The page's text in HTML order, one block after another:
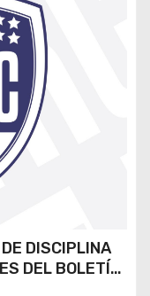
DISCIPLINA
DEL BOLETÍN